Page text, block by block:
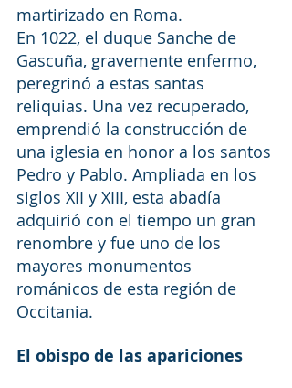
martirizado en Roma.
En 1022, el duque Sanche de
Gascuña, gravemente enfermo,
peregrinó a estas santas
reliquias. Una vez recuperado,
emprendió la construcción de
una iglesia en honor a los santos
Pedro y Pablo. Ampliada en los
siglos XII y XIII, esta abadía
adquirió con el tiempo un gran
renombre y fue uno de los
mayores monumentos
románicos de esta región de
Occitania.
El obispo de las apariciones